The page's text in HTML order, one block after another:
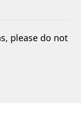
please do not